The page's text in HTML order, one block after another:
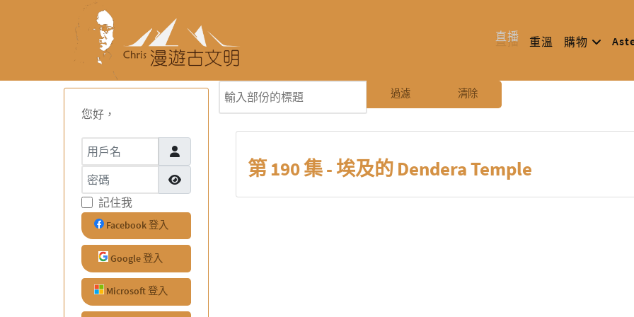
直播 重溫 購物
您好，
用戶名
密碼
顯示密碼
記住我
Facebook 登入
Google 登入
Microsoft 登入
輸入部份的標題 過濾 清除
第 190 集 - 埃及的 Dendera Temple